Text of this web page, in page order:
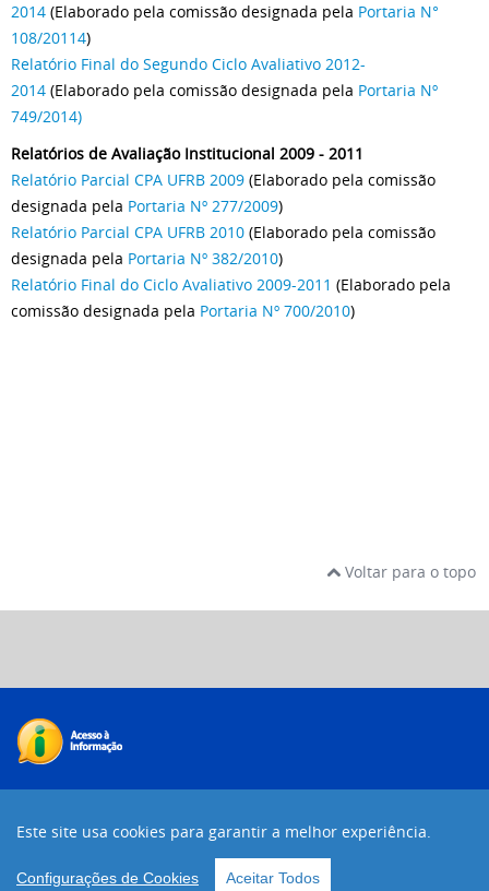
Este site usa cookies para garantir a melhor experiência.
Configurações de Cookies Aceitar Todos
2014 (Elaborado pela comissão designada pela Portaria N°
108/20114)
Relatório Final do Segundo Ciclo Avaliativo 2012-
2014 (Elaborado pela comissão designada pela Portaria Nº
749/2014)
Relatórios de Avaliação Institucional 2009 - 2011
Relatório Parcial CPA UFRB 2009 (Elaborado pela comissão
designada pela Portaria Nº 277/2009)
Relatório Parcial CPA UFRB 2010 (Elaborado pela comissão
designada pela Portaria Nº 382/2010)
Relatório Final do Ciclo Avaliativo 2009-2011 (Elaborado pela
comissão designada pela Portaria Nº 700/2010)
Voltar para o topo
Desenvolvido com o CMS de código aberto Joomla!